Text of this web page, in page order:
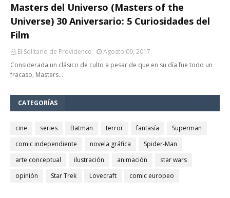
Masters del Universo (Masters of the
Universe) 30 Aniversario: 5 Curiosidades del
Film
El Solitario de Providence
Agosto 09, 2017
Considerada un clásico de culto a pesar de que en su día fue todo un
fracaso, Masters…
CATEGORÍAS
cine series Batman terror fantasía
Superman
comic independiente
novela gráfica
Spider-Man
arte conceptual
ilustración animación
star wars
opinión
Star Trek Lovecraft comic europeo